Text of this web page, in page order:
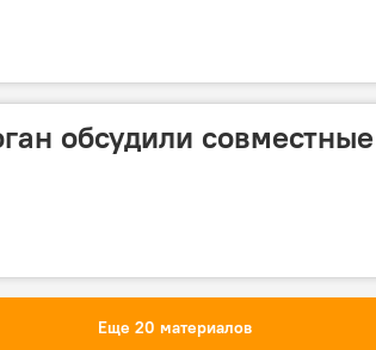
обсудили совместные
Еще 20 материалов